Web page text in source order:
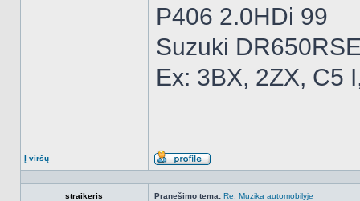
P406 2.0HDi 99
Suzuki
Ex: 3BX, 2ZX, C5
Į viršų
Aprašymas
straikeris Pranešimo tema: Re: Muzika automobilyje